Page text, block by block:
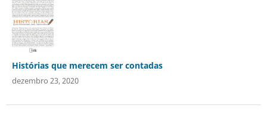
Histórias que merecem ser contadas
dezembro 23, 2020